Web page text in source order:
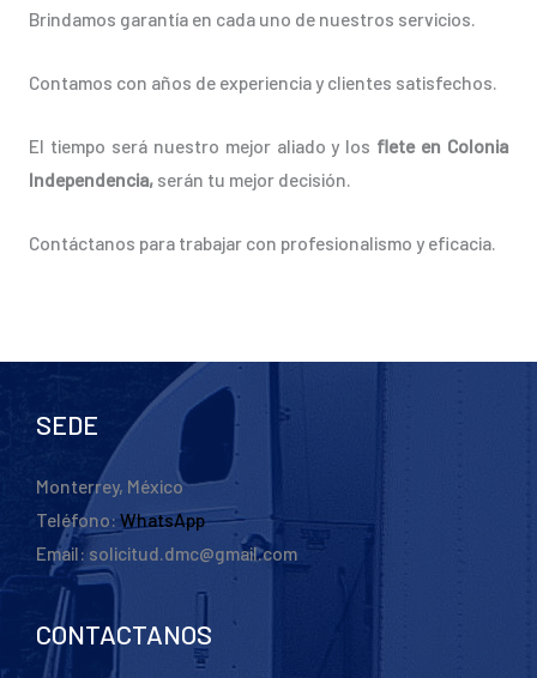
Brindamos garantía en cada uno de nuestros servicios.
Contamos con años de experiencia y clientes satisfechos.
El tiempo será nuestro mejor aliado y los flete en Colonia
Independencia, serán tu mejor decisión.
Contáctanos para trabajar con profesionalismo y eficacia.
SEDE
Monterrey, México
Teléfono: WhatsApp
Email: solicitud.dmc@gmail.com
CONTACTANOS